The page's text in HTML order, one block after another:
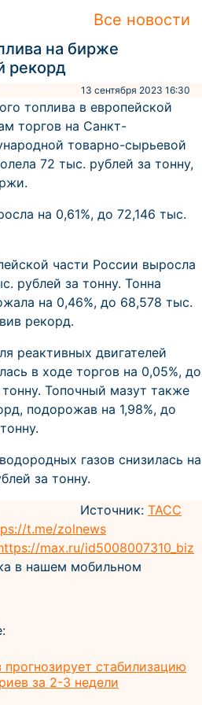
Все новости
на бирже
рекорд
13 сентября 2023 16:30
топлива в европейской
торгов на Санкт-
товарно-сырьевой
72 тыс. рублей за тонну,
на 0,61%, до 72,146 тыс.
части России выросла
рублей за тонну. Тонна
на 0,46%, до 68,578 тыс.
рекорд.
реактивных двигателей
в ходе торгов на 0,05%, до
Топочный мазут также
подорожав на 1,98%, до
газов снизилась на
за тонну.
Источник: ТАСС
t.me/zolnews
max.ru/id5008007310_biz
в нашем мобильном
прогнозирует стабилизацию
за 2-3 недели